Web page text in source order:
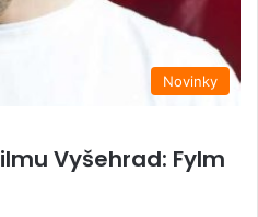
Novinky
Vyšehrad: Fylm